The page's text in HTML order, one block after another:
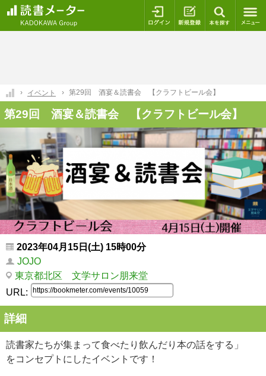
ログイン 新規登録
イベント 第29回 酒宴＆読書会 【クラフトビール会】
第29回 酒宴＆読書会 【クラフトビール会】
2023年04月15日(土) 15時00分
JOJO
東京都北区 文学サロン朋来堂
URL:
詳細
読書家たちが集まって食べたり飲んだり本の話をする」
をコンセプトにしたイベントです！